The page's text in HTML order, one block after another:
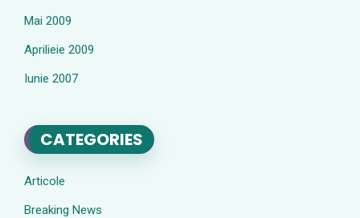
Mai 2009
Aprilieie 2009
Iunie 2007
CATEGORIES
Articole
Breaking News